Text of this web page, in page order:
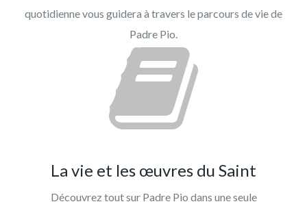
quotidienne vous guidera à travers le parcours de vie de
Padre Pio.
La vie et les œuvres du Saint
Découvrez tout sur Padre Pio dans une seule